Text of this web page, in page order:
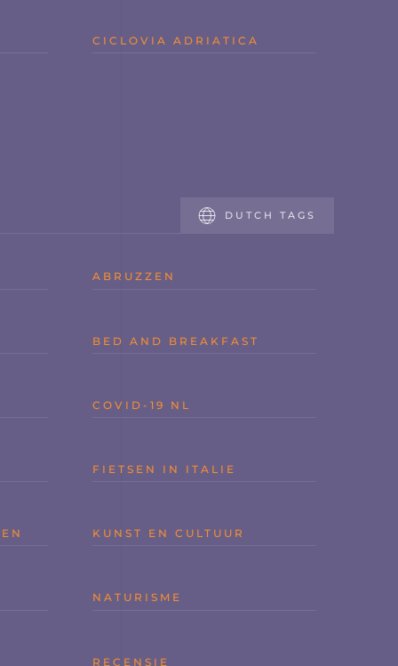
CICLOVIA ADRIATICA
DUTCH TAGS
ABRUZZEN
BED AND BREAKFAST
COVID-19 NL
FIETSEN IN ITALIE
KUNST EN CULTUUR
NATURISME
RECENSIE